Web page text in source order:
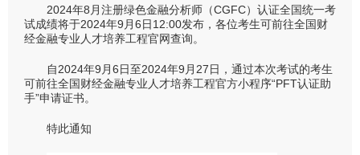
2024年8月注册绿色金融分析师（CGFC）认证全国统一考
试成绩将于2024年9月6日12:00发布，各位考生可前往全国财
经金融专业人才培养工程官网查询。
自2024年9月6日至2024年9月27日，通过本次考试的考生
可前往全国财经金融专业人才培养工程官方小程序“PFT认证助
手”申请证书。
特此通知